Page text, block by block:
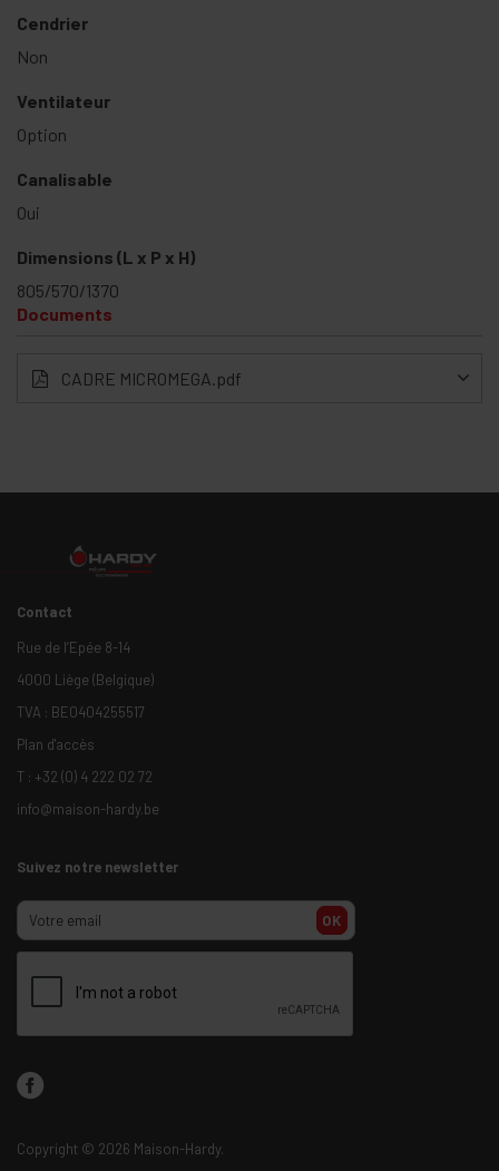
Cendrier
Non
Ventilateur
Option
Canalisable
Oui
Dimensions (L x P x H)
805/570/1370
Documents
CADRE MICROMEGA.pdf
Contact
Rue de l’Epée 8-14
4000 Liège (Belgique)
TVA : BE0404255517
Plan d'accès
T : +32 (0) 4 222 02 72
info@maison-hardy.be
Suivez notre newsletter
OK
Copyright © 2026 Maison-Hardy.